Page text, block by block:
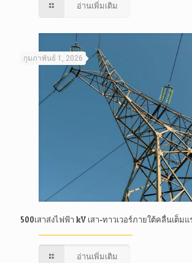
อ่านเพิ่มเติม
กุมภาพันธ์ 1, 2026
500เสาส่งไฟฟ้า kV เสา-ทาวเวอร์ภายใต้คลื่นเต็ม
อ่านเพิ่มเติม